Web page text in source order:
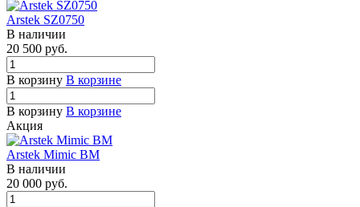
Arstek SZ0750
В наличии
20 500 руб.
В корзину В корзине
В корзину В корзине
Акция
Arstek Mimic BM
В наличии
20 000 руб.